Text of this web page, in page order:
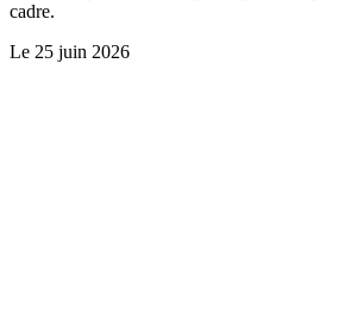
cadre.
Le 25 juin 2026